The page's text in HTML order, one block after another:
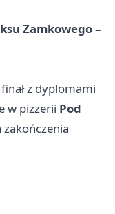
Zamkowego –
z dyplomami
w pizzerii Pod
zakończenia